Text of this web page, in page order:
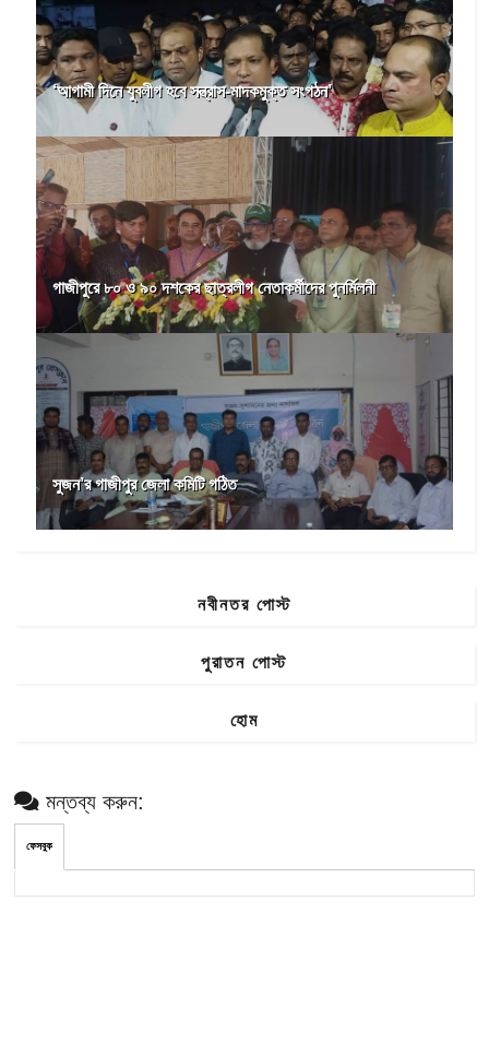
‘আগামী দিনে যুবলীগ হবে সন্ত্রাস-মাদকমুক্ত সংগঠন’
গাজীপুরে ৮০ ও ৯০ দশকের ছাত্রলীগ নেতাকর্মীদের পুনর্মিলনী
সুজন’র গাজীপুর জেলা কমিটি গঠিত
নবীনতর পোস্ট
পুরাতন পোস্ট
হোম
মন্তব্য করুন:
ফেসবুক